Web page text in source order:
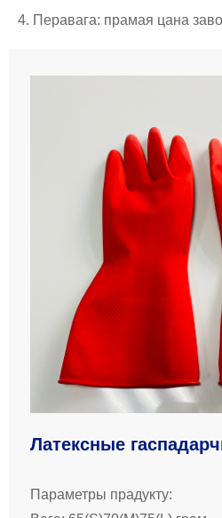
4. Перавага: прамая цана
Латексные
Параметры прадукту: